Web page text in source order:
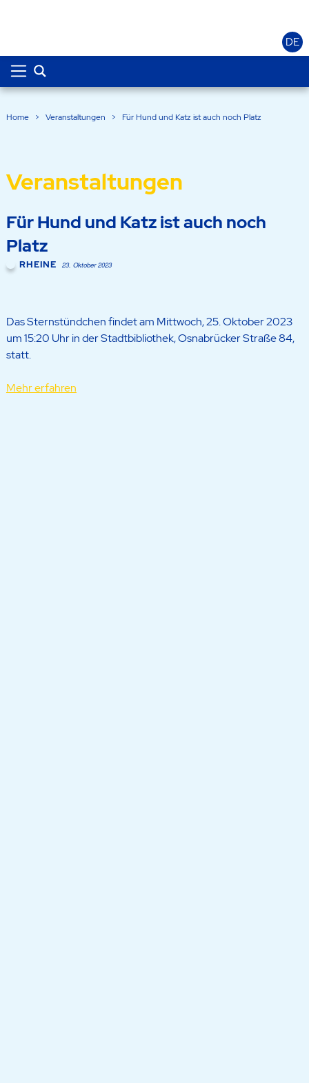
DE
Home > Veranstaltungen > Für Hund und Katz ist auch noch Platz
Veranstaltungen
Für Hund und Katz ist auch noch
Platz
RHEINE 23. Oktober 2023
Das Sternstündchen findet am Mittwoch, 25. Oktober 2023
um 15:20 Uhr in der Stadtbibliothek, Osnabrücker Straße 84,
statt.
Mehr erfahren